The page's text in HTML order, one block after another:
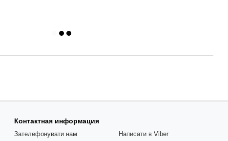
Контактная информация
Зателефонувати нам Написати в Viber